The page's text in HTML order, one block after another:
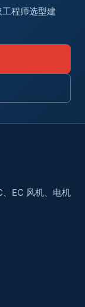
程师选型建
EC 风机、电机